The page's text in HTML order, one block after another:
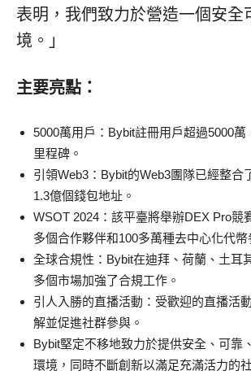
表明，我們致力於營造一個安全
境。」
主要亮點：
5000萬用戶：Bybit註冊用戶超過5000萬
里程碑。
引領Web3：Bybit的Web3團隊已經整合
1.3億個錢包地址。
WSOT 2024：該平臺將舉辦DEX Pro競
多個合作夥伴和100多萬種去中心化代幣
全球合規性：Bybit在迪拜、荷蘭、土耳
多個市場加強了合規工作。
引人入勝的直播活動：受歡迎的直播活
解並促進社群參與。
Bybit堅定不移地致力於提供安全、可靠
環境，同時不斷創新以滿足充滿活力的